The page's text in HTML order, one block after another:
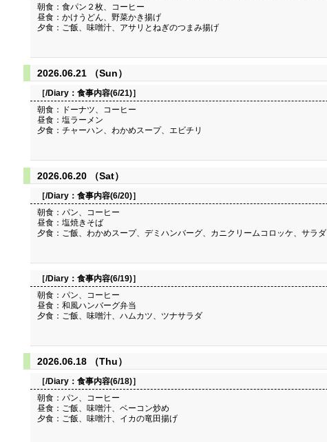
朝食：食パン２枚、コーヒー
昼食：かけうどん、野菜かき揚げ
夕食：ご飯、味噌汁、アサリとねぎのつまみ揚げ
2026.06.21 （Sun）
［/Diary： 食事内容(6/21)］
朝食：ドーナツ、コーヒー
昼食：塩ラーメン
夕食：チャーハン、わかめスープ、エビチリ
2026.06.20 （Sat）
［/Diary： 食事内容(6/20)］
朝食：パン、コーヒー
昼食：塩焼きそば
夕食：ご飯、わかめスープ、デミハンバーグ、カニクリームコロッケ、サラダ
［/Diary： 食事内容(6/19)］
朝食：パン、コーヒー
昼食：和風ハンバーグ弁当
夕食：ご飯、味噌汁、ハムカツ、ツナサラダ
2026.06.18 （Thu）
［/Diary： 食事内容(6/18)］
朝食：パン、コーヒー
昼食：ご飯、味噌汁、ベーコン炒め
夕食：ご飯、味噌汁、イカの竜田揚げ